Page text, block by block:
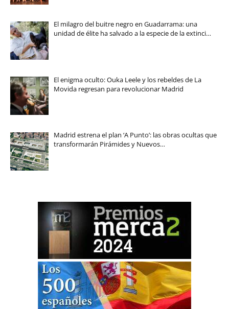
El milagro del buitre negro en Guadarrama: una
unidad de élite ha salvado a la especie de la extinci…
El enigma oculto: Ouka Leele y los rebeldes de La
Movida regresan para revolucionar Madrid
Madrid estrena el plan ‘A Punto’: las obras ocultas que
transformarán Pirámides y Nuevos…